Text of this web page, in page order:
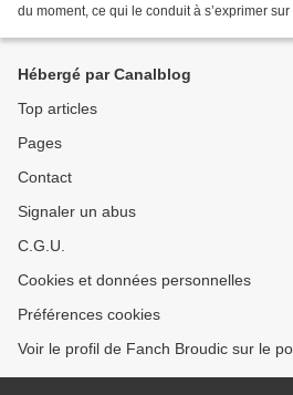
du moment, ce qui le conduit à s’exprimer
Hébergé par Canalblog
Top articles
Pages
Contact
Signaler un abus
C.G.U.
Cookies et données personnelles
Préférences cookies
Voir le profil de Fanch Broudic sur le